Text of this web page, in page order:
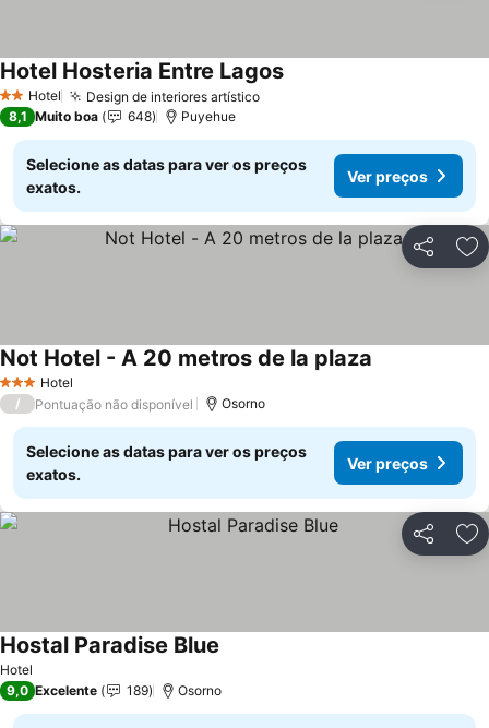
2 Estrelas
Hotel Design de interiores artísticoVer preços
Hotel Hosteria Entre LagosVer preços
8,1 Muito boa 648 Puyehue
Selecione as datas para ver os preços
exatos.
Ver preços
Partilhar
3 EstrelasHotel
Not Hotel - A 20 metros de la plaza
/ Pontuação não disponível Osorno
Selecione as datas para ver os preços
exatos.
Ver preços
Partilhar
Hotel
Hostal Paradise Blue
9,0 Excelente 189 Osorno